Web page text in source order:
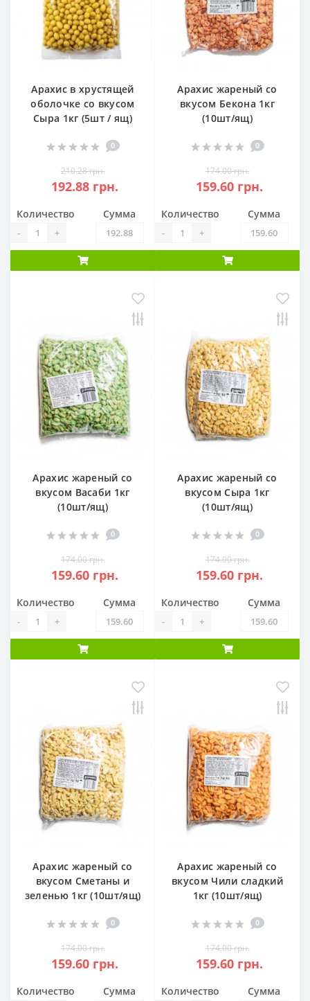
Арахис в хрустящей
оболочке со вкусом
Сыра 1кг (5шт / ящ)
0
210.28 грн.
192.88 грн.
Количество
- +
Сумма
Арахис жареный со
вкусом Бекона 1кг
(10шт/ящ)
0
174.00 грн.
159.60 грн.
Количество
- +
Сумма
Арахис жареный со
вкусом Васаби 1кг
(10шт/ящ)
0
174.00 грн.
159.60 грн.
Количество
- +
Сумма
Арахис жареный со
вкусом Сыра 1кг
(10шт/ящ)
0
174.00 грн.
159.60 грн.
Количество
- +
Сумма
Арахис жареный со
вкусом Сметаны и
зеленью 1кг (10шт/ящ)
0
174.00 грн.
159.60 грн.
Количество Сумма
Арахис жареный со
вкусом Чили сладкий
1кг (10шт/ящ)
0
174.00 грн.
159.60 грн.
Количество Сумма